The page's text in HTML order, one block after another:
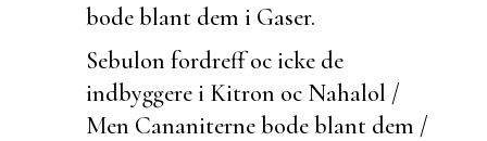
bode blant dem i Gaser.
Sebulon fordreff oc icke de
indbyggere i Kitron oc Nahalol /
Men Cananiternebode blant dem /